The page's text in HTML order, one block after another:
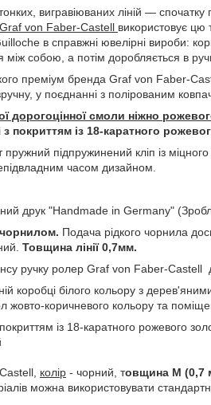
вигравіюваних ліній —
Graf von Faber-Castell використовує цю
в справжні ювелірні вироби:
між собою, а потім доробляється в
преміум бренда Graf von Faber-
у поєднанні з полірованим
дорогоцінної смоли ніжно
з покриттям із 18-каратного
підпружинений кліп із
часом дизайном.
друк "Handmade in Germany"
Подача рідкого чорнила
Товщина лінії 0,7мм.
ручку ролер Graf von Faber-Castell
коробці білого кольору з
жовто-коричневого кольору та
із 18-каратного рожевого
колір - чорний, товщина М (0,7
можна використовувати